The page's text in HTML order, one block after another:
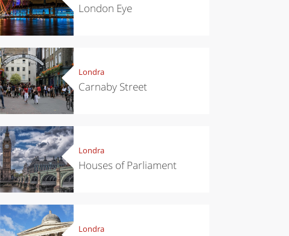
Kitchen
London Eye
Londra
Carnaby Street
Londra
Houses of Parliament
Londra